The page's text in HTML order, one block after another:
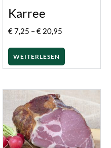
Karree
€7,25 –€ 20,95
WEITERLESEN
Preisspanne:
€ 7,25
bis
€ 20,95